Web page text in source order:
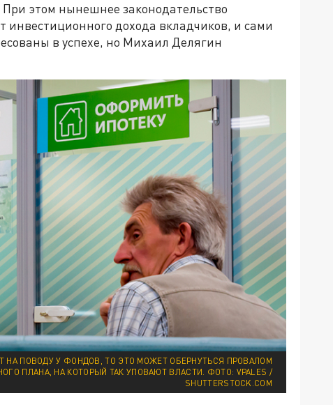
этом нынешнее законодательство
инвестиционного дохода вкладчиков, и сами
в успехе, но Михаил Делягин
НА ПОВОДУ У ФОНДОВ, ТО ЭТО МОЖЕТ ОБЕРНУТЬСЯ ПРОВАЛОМ
ПЛАНА, НА КОТОРЫЙ ТАК УПОВАЮТ ВЛАСТИ. ФОТО: VPALES /
SHUTTERSTOCK.COM